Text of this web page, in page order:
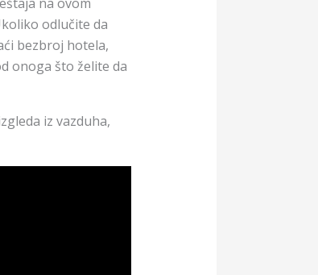
odlučite da
bezbroj hotela,
onoga što želite da
iz vazduha,